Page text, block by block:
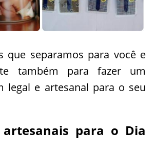
que separamos para você e
também para fazer um
legal e artesanal para o seu
artesanais para o Dia